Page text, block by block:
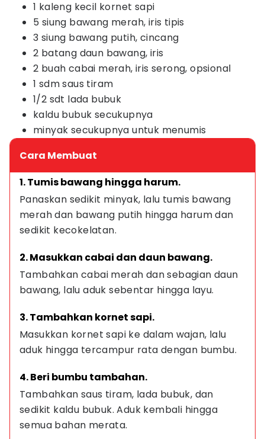
1 kaleng kecil kornet sapi
5 siung bawang merah, iris tipis
3 siung bawang putih, cincang
2 batang daun bawang, iris
2 buah cabai merah, iris serong, opsional
1 sdm saus tiram
1/2 sdt lada bubuk
kaldu bubuk secukupnya
minyak secukupnya untuk menumis
Cara Membuat
1. Tumis bawang hingga harum.
Panaskan sedikit minyak, lalu tumis bawang
merah dan bawang putih hingga harum dan
sedikit kecokelatan.
2. Masukkan cabai dan daun bawang.
Tambahkan cabai merah dan sebagian daun
bawang, lalu aduk sebentar hingga layu.
3. Tambahkan kornet sapi.
Masukkan kornet sapi ke dalam wajan, lalu
aduk hingga tercampur rata dengan bumbu.
4. Beri bumbu tambahan.
Tambahkan saus tiram, lada bubuk, dan
sedikit kaldu bubuk. Aduk kembali hingga
semua bahan merata.